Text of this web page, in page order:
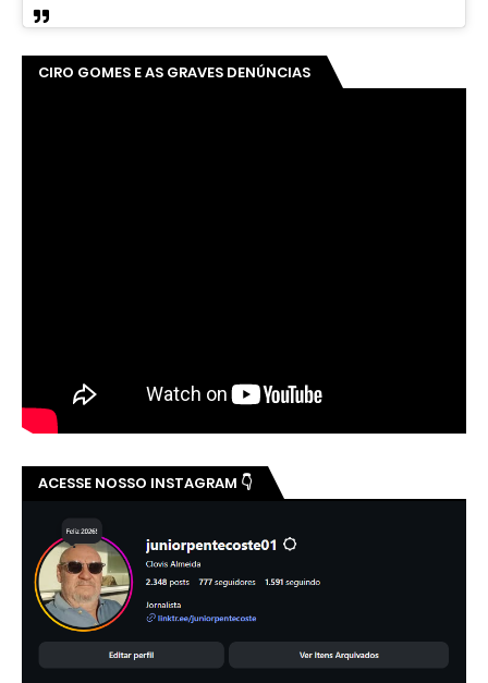
CIRO GOMES E AS GRAVES DENÚNCIAS
ACESSE NOSSO INSTAGRAM 👇